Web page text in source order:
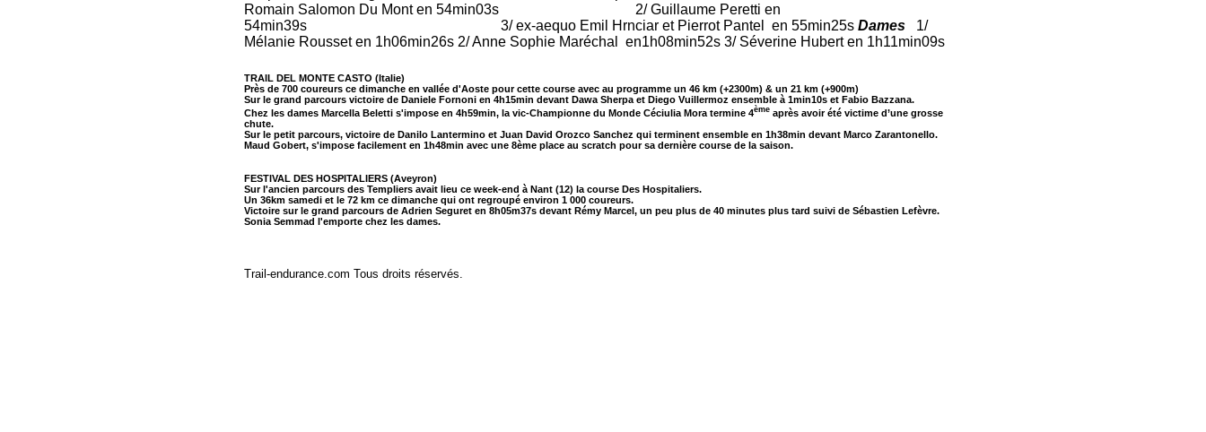
Romain Salomon Du Mont en 54min03s 2/ Guillaume Peretti en
54min39s 3/ ex-aequo Emil Hrnciar et Pierrot Pantel en 55min25s Dames 1/
Mélanie Rousset en 1h06min26s 2/ Anne Sophie Maréchal en1h08min52s 3/ Séverine Hubert en 1h11min09s
TRAIL DEL MONTE CASTO (Italie)
Près de 700 coureurs ce dimanche en vallée d'Aoste pour cette course avec au programme un 46 km (+2300m) & un 21 km (+900m)
Sur le grand parcours victoire de Daniele Fornoni en 4h15min devant Dawa Sherpa et Diego Vuillermoz ensemble à 1min10s et Fabio Bazzana.
Chez les dames Marcella Beletti s'impose en 4h59min, la vic-Championne du Monde Céciulia Mora termine 4ème après avoir été victime d’une grosse
chute.
Sur le petit parcours, victoire de Danilo Lantermino et Juan David Orozco Sanchez qui terminent ensemble en 1h38min devant Marco Zarantonello.
Maud Gobert, s'impose facilement en 1h48min avec une 8ème place au scratch pour sa dernière course de la saison.
FESTIVAL DES HOSPITALIERS (Aveyron)
Sur l'ancien parcours des Templiers avait lieu ce week-end à Nant (12) la course Des Hospitaliers.
Un 36km samedi et le 72 km ce dimanche qui ont regroupé environ 1 000 coureurs.
Victoire sur le grand parcours de Adrien Seguret en 8h05m37s devant Rémy Marcel, un peu plus de 40 minutes plus tard suivi de Sébastien Lefèvre.
Sonia Semmad l'emporte chez les dames.
Trail-endurance.com Tous droits réservés.